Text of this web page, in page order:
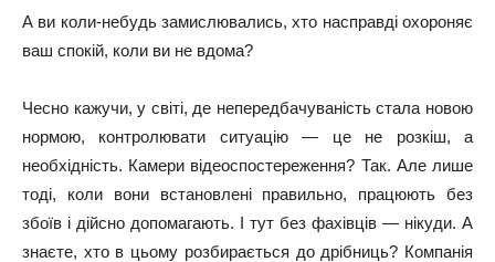
А ви коли-небудь замислювались, хто насправді охороняє
ваш спокій, коли ви не вдома?
Чесно кажучи, у світі, де непередбачуваність стала новою
нормою, контролювати ситуацію — це не розкіш, а
необхідність. Камери відеоспостереження? Так. Але лише
тоді, коли вони встановлені правильно, працюють без
збоїв і дійсно допомагають. І тут без фахівців — нікуди. А
знаєте, хто в цьому розбирається до дрібниць? Компанія